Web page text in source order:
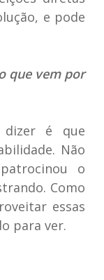
e pode
que vem por
é que
Não
o
Como
essas
para ver.